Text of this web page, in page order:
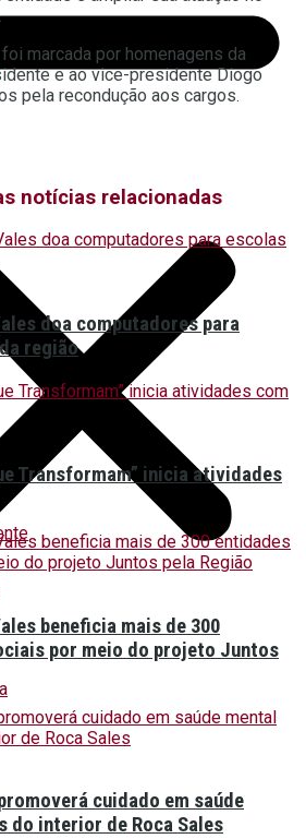
marcada por homenagens da
e ao vice-presidente Diogo
pela recondução aos cargos.
notícias relacionadas
doa computadores para
região
Transformam” inicia atividades
beneficia mais de 300
por meio do projeto Juntos
cuidado em saúde
do interior de Roca Sales